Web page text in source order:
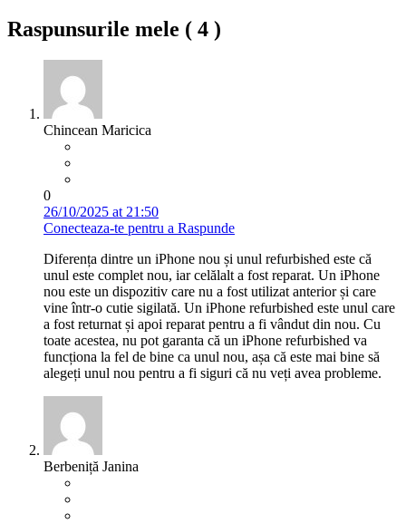
Raspunsurile mele ( 4 )
Chincean Maricica
0
26/10/2025 at 21:50
Conecteaza-te pentru a Raspunde
Diferența dintre un iPhone nou și unul refurbished este că
unul este complet nou, iar celălalt a fost reparat. Un iPhone
nou este un dispozitiv care nu a fost utilizat anterior și care
vine într-o cutie sigilată. Un iPhone refurbished este unul care
a fost returnat și apoi reparat pentru a fi vândut din nou. Cu
toate acestea, nu pot garanta că un iPhone refurbished va
funcționa la fel de bine ca unul nou, așa că este mai bine să
alegeți unul nou pentru a fi siguri că nu veți avea probleme.
Berbeniță Janina